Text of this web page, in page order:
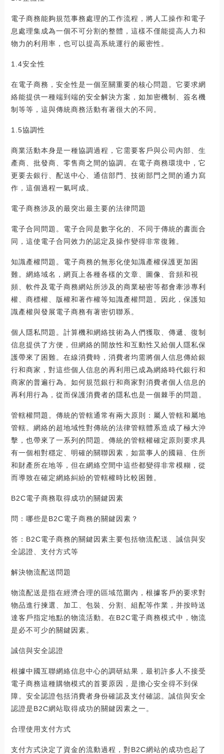
電子商務能夠規范事務處理的工作流程，將人工操作和電子
息處理集成為一個不可分割的整體，這樣不僅能提高人力和
物力的利用率，也可以提高系統運行的嚴密性。
1.4安全性
在電子商務，安全性是一個至關重要的核心問題。它要求網
絡能提供一種端到端的安全解決方案，如加密機制、簽名機
制等等，這與傳統商務活動有著很大的不同。
1.5協調性
商業活動本身是一種協調過程，它需要客戶與公司內部、生
產商、批發商、零售商之間的協調。在電子商務環境中，它
更要去銀行、配送中心、通信部門、技術部門之間的通力寫
作，這個過程一氣呵成。
電子商務涉及的最突出最主要的法律問題
電子合同問題。電子合同是數字化的、不同于傳統的書面合
同，這使電子合同效力的認定及操作變得非常復雜。
知識產權問題。電子商務的無形化使知識產權保護更加困
難。網絡域名，網頁上各種各樣的文章、圖像、音頻和視
頻、軟件及電子商務網站所涉及的商業秘密等都會牽涉專利
權、商標權、版權和著作權等知識產權問題。因此，保護知
識產權與發展電子商務有著密切聯系。
個人隱私問題。計算機和網絡技術為人們獲取、傳遞、復制
信息提供了方便，但網絡的開放性和互動性又給個人隱私保
護帶來了困難。在線消費時，消費者均需將個人信息傳給銀
行和商家，對這些個人信息的再利用已成為網絡時代銀行和
商家的普遍行為。如何規范銀行和商家對消費者個人信息的
再利用行為，從而保護消費者的隱私也是一個棘手的問題。
管轄權問題。傳統的管轄通常有兩大原則：屬人管轄和屬地
管轄。網絡的超地域性對傳統的法律管轄體系造成了極大沖
擊，也帶來了一系列的問題。傳統的管轄權確定原則要求具
有一個相對穩定、明確的關聯因素，如當事人的國籍、住所
和財產所在地等，但在網絡空間中這些都變得非常模糊，從
而導致在確定網絡糾紛的管轄權時比較困難。
B2C電子商務取得成功的關鍵因素
問：哪些是B2C電子商務的關鍵因素？
答：B2C電子商務的關鍵因素主要包括物流配送、誠信與安
全認證、支付方式等
解決物流配送問題
物流配送是指在經濟合理的區域范圍內，根據客戶的要求對
物品進行揀選、加工、包裝、分割、組配等作業，并按時送
達客戶指定地點的物流活動。在B2C電子商務模式中，物流
是必不可少的關鍵因素。
誠信與安全認證
根據中國互聯網絡信息中心的調研結果，最初許多人不接受
電子商務這種購物模式的首要原因，是擔心安全得不到保
障。安全認證包括消費者身份確認及支付確認。誠信與安全
認證是B2C網站取得成功的關鍵因素之一。
合理使用支付方式
支付方式決定了資金的流動過程，對B2C網站的成功也起了